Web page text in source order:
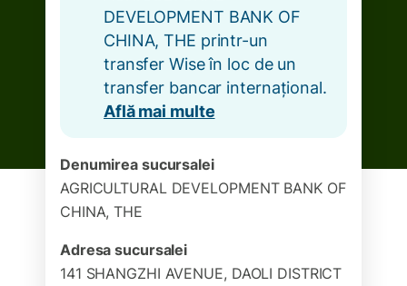
DEVELOPMENT BANK OF
CHINA, THE printr-un
transfer Wise în loc de un
transfer bancar internațional.
Află mai multe
Denumirea sucursalei
AGRICULTURAL DEVELOPMENT BANK OF
CHINA, THE
Adresa sucursalei
141 SHANGZHI AVENUE, DAOLI DISTRICT